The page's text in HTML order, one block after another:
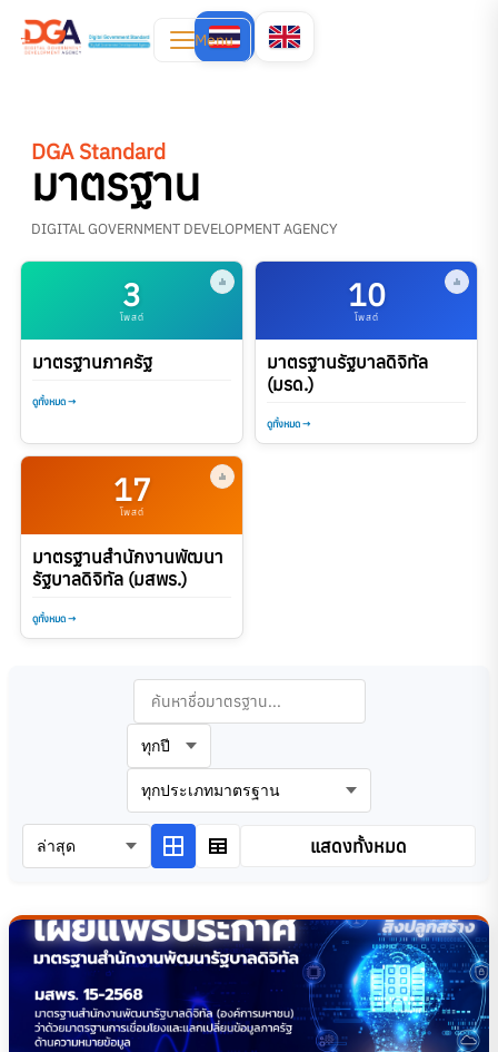
Menu
DGA Standard
มาตรฐาน
DIGITAL GOVERNMENT DEVELOPMENT AGENCY
3
โพสต์
มาตรฐานภาครัฐ
ดูทั้งหมด →
10
โพสต์
มาตรฐานรัฐบาลดิจิทัล
(มรด.)
ดูทั้งหมด →
17
โพสต์
มาตรฐานสำนักงานพัฒนา
รัฐบาลดิจิทัล (มสพร.)
ดูทั้งหมด →
ข้ามไปยังผลการค้นหา
ค้นหามาตรฐาน
พิมพ์คำค้นหาและรอ 0.5 วินาทีเพื่อค้นหาอัตโ
พิมพ์คำค้นหาและรอ 0.5 วินาทีเพื่อค้นหาอัตโ
เลือกปีที่ต้องการดู
เรียงลำดับตาม
แสดงทั้งหมด